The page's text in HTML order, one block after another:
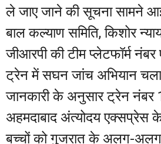
ले जाए जाने की सूचना सामने
बाल कल्याण समिति, किशोर
जीआरपी की टीम प्लेटफॉर्म
ट्रेन में सघन जांच अभियान
जानकारी के अनुसार ट्रेन नंबर
अहमदाबाद अंत्योदय एक्सप्रेस के
बच्चों को गुजरात के अलग-अलग